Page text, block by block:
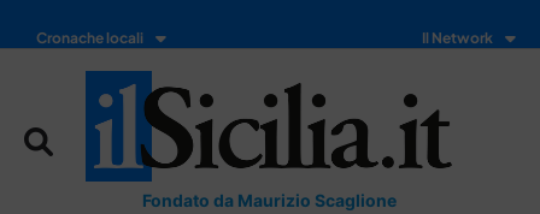
Cronache locali Il Network
Fondato da Maurizio Scaglione